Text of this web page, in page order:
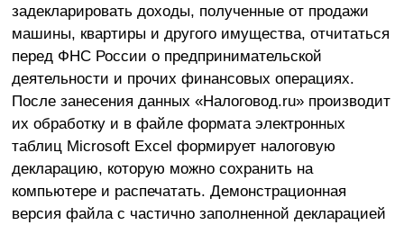
задекларировать доходы, полученные от продажи
машины, квартиры и другого имущества, отчитаться
перед ФНС России о предпринимательской
деятельности и прочих финансовых операциях.
После занесения данных «Налоговод.ru» производит
их обработку и в файле формата электронных
таблиц Microsoft Excel формирует налоговую
декларацию, которую можно сохранить на
компьютере и распечатать. Демонстрационная
версия файла с частично заполненной декларацией